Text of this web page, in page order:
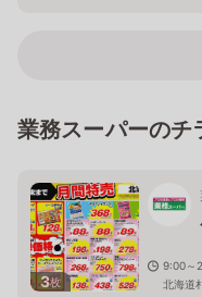
業務スーパーのチ
3枚
9:00～
北海道